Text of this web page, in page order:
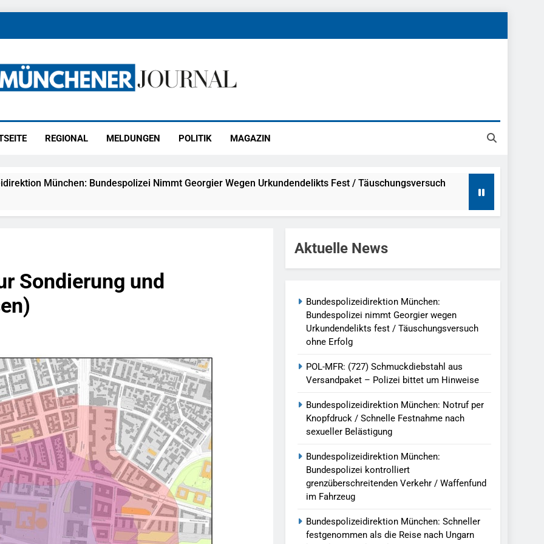
REGIONAL MELDUNGEN POLITIK MAGAZIN
München: Bundespolizei Nimmt Georgier Wegen Urkundendelikts Fest / Täuschungsversuch
München: Notruf Per Knopfdruck / Schnelle Festnahme Nach Sexueller Belästigung
München: Bundespolizei Kontrolliert Grenzüberschreitenden Verkehr / Waffenfund Im
München: Schneller Festgenommen Als Die Reise Nach Ungarn Beendet / Bundespolizei Nimmt
München: Ausgesetzte Katze Am Bahnhof Bamberg Aufgefunden – Tierheim Übernimmt
Auf: Schrotthändler Erschleicht Rund 45.000 Euro Sozialleistungen Ermittlungen Der Finanzkontrolle
Zu Rechtskräftiger Verurteilung Wegen Betrugs
München: Europaweit Gesuchtes Mitglied Einer Kriminellen Vereinigung Geht Ins Netz –
Europäischen Auslieferungshaftbefehl
München: Update Zu Den Einsatzmaßnahmen Der Bundespolizei In Saarbrücken
München: Beinahekollision An Bahnübergang In Aubing / Bundespolizei Ermittelt Wegen
In Den Bahnverkehr
Sondierung und
Aktuelle News
Bundespolizeidirektion München:
Bundespolizei nimmt Georgier wegen
Urkundendelikts fest / Täuschungsversuch
ohne Erfolg
POL-MFR: (727) Schmuckdiebstahl aus
Versandpaket – Polizei bittet um Hinweise
Bundespolizeidirektion München: Notruf per
Knopfdruck / Schnelle Festnahme nach
sexueller Belästigung
Bundespolizeidirektion München:
Bundespolizei kontrolliert
grenzüberschreitenden Verkehr / Waffenfund
im Fahrzeug
Bundespolizeidirektion München: Schneller
festgenommen als die Reise nach Ungarn